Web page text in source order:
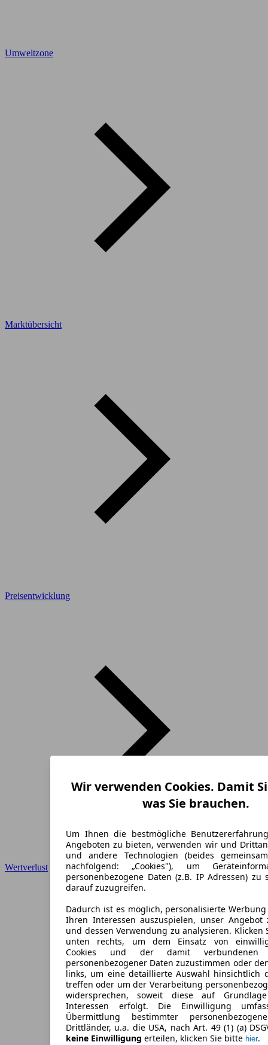
Wir verwenden Cookies. Damit
was Sie brauchen.
Um Ihnen die bestmögliche
Angeboten zu bieten, verwenden wir und
und andere Technologien (beides
nachfolgend: „Cookies"), um
personenbezogene Daten (z.B. IP Adressen) zu
darauf zuzugreifen.
Dadurch ist es möglich, personalisierte
Ihren Interessen auszuspielen, unser Angebot
und dessen Verwendung zu analysieren. Klicken
unten rechts, um dem Einsatz von
Cookies und der damit verbundenen
personenbezogener Daten zuzustimmen oder
links, um eine detaillierte Auswahl hinsichtlich
treffen oder um der Verarbeitung
widersprechen, soweit diese auf
Interessen erfolgt. Die Einwilligung
Übermittlung bestimmter
Drittländer, u.a. die USA, nach Art. 49 (1) (a)
keine Einwilligung erteilen, klicken Sie bitte hier.
Umweltzone
Marktübersicht
Preisentwicklung
Wertverlust